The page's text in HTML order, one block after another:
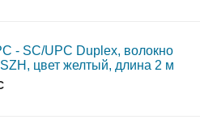
- SC/UPC Duplex, волокно
цвет желтый, длина 2 м